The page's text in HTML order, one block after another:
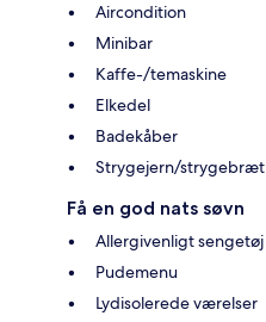
Aircondition
Minibar
Kaffe-/temaskine
Elkedel
Badekåber
Strygejern/strygebræt
Få en god nats søvn
Allergivenligt sengetøj
Pudemenu
Lydisolerede værelser